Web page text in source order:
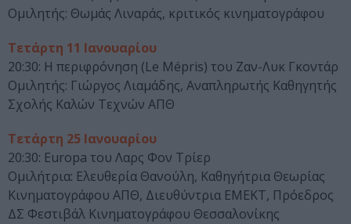
Ομιλητής: Θωμάς Λιναράς, κριτικός κινηματογράφου
Τετάρτη 11 Ιανουαρίου
20:30: Η περιφρόνηση (Le Mépris) του Ζαν-Λυκ Γκοντάρ
Ομιλητής: Γιώργος Λιαμάδης, Αναπληρωτής Καθηγητής
Σχολής Καλών Τεχνών ΑΠΘ
Τετάρτη 25 Ιανουαρίου
20:30: Europa του Λαρς Φον Τρίερ
Ομιλήτρια: Ελευθερία Θανούλη, Καθηγήτρια Θεωρίας
Κινηματογράφου ΑΠΘ, Διευθύντρια ΕΜΕΚΤ, Πρόεδρος
ΔΣ Φεστιβάλ Κινηματογράφου Θεσσαλονίκης